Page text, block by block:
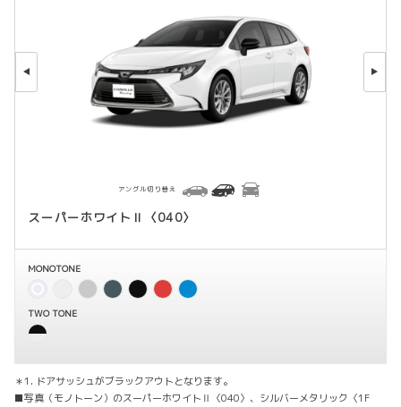
スーパーホワイトⅡ〈040〉
アングル切り替え
MONOTONE
TWO TONE
＊1. ドアサッシュがブラックアウトとなります。
■写真（モノトーン）のスーパーホワイトⅡ〈040〉、シルバーメタリック〈1F